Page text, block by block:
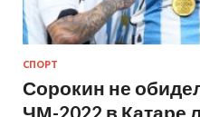
СПОРТ
Сорокин не
ЧМ-2022 в Катаре